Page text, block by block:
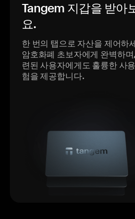
Tangem 지갑을 받아
요.
한 번의 탭으로 자산을 제어하
암호화폐 초보자에게 완벽하며
련된 사용자에게도 훌륭한 사
험을 제공합니다.